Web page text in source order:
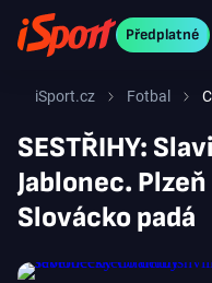
Předplatné
iSport.cz Fotbal
SESTŘIHY:
Jablonec.
Slovácko padá